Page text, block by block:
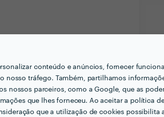
conteúdo e anúncios, fornecer
nosso tráfego. Também, partilhamos
nossos parceiros, como a Google, que as
que lhes forneceu. Ao aceitar a política
que a utilização de cookies possibilita
problemas. Obrigado